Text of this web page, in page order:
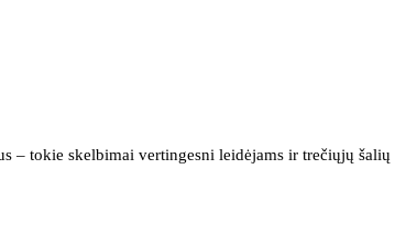
– tokie skelbimai vertingesni leidėjams ir trečiųjų šalių